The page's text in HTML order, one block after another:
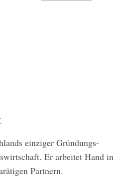
einziger Gründungs-
Er arbeitet Hand in
Partnern.